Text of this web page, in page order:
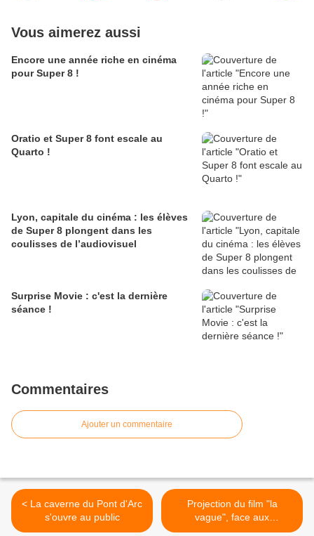
Vous aimerez aussi
Encore une année riche en cinéma
pour Super 8 !
Oratio et Super 8 font escale au
Quarto !
Lyon, capitale du cinéma : les élèves
de Super 8 plongent dans les
coulisses de l’audiovisuel
Surprise Movie : c'est la dernière
séance !
Commentaires
Ajouter un commentaire
< La caverne du Pont d'Arc
s'ouvre au public
Projection du film "la
vague", face aux
extrémismes, la MJC de